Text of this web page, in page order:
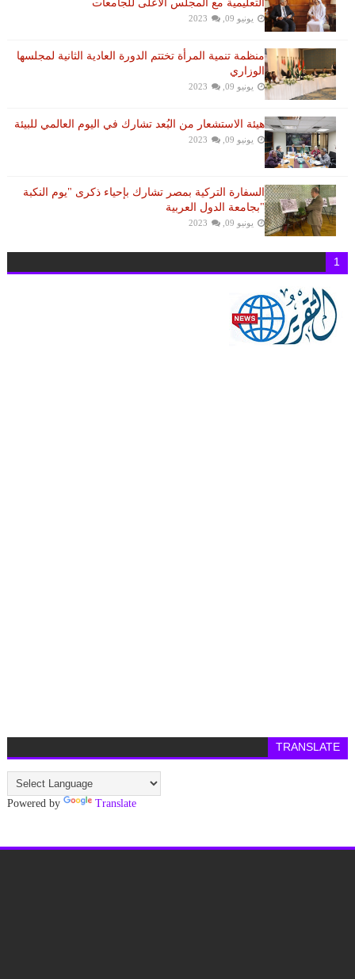
التعليمية مع المجلس الأعلى للجامعات
يونيو 09, 2023
منظمة تنمية المرأة تختتم الدورة العادية الثانية لمجلسها
الوزاري
يونيو 09, 2023
هيئة الاستشعار من البُعد تشارك في اليوم العالمي للبيئة
يونيو 09, 2023
السفارة التركية بمصر تشارك بإحياء ذكرى "يوم النكبة
"بجامعة الدول العربية
يونيو 09, 2023
1
TRANSLATE
Powered by Translate